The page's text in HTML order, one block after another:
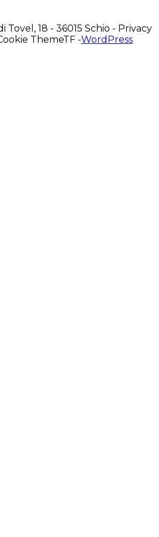
Tovel, 18 - 36015 Schio - Privacy
ThemeTF -WordPress